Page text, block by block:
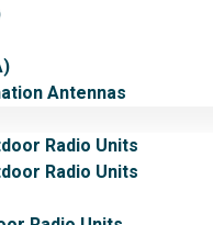
Antennas
Radio Units
Radio Units